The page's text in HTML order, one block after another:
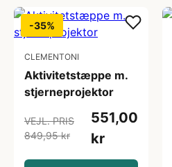
-35%
CLEMENTONI
Aktivitetstæppe m.
stjerneprojektor
VEJL. PRIS
849,95 kr
551,00
kr